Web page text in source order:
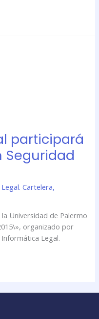
participará
Seguridad
Cartelera,
la Universidad de Palermo
organizado por
Legal.